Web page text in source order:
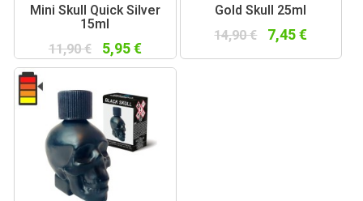
Mini Skull Quick Silver
15ml
11,90 € 5,95 €
Gold Skull 25ml
14,90 € 7,45 €